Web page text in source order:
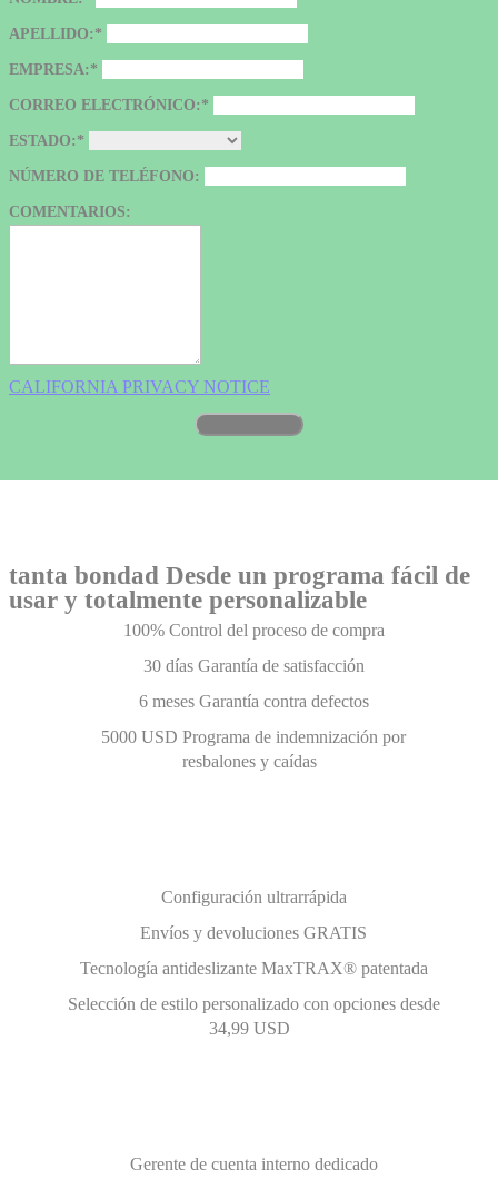
APELLIDO:*
EMPRESA:*
CORREO ELECTRÓNICO:*
ESTADO:*
NÚMERO DE TELÉFONO:
COMENTARIOS:
CALIFORNIA PRIVACY NOTICE
tanta bondad Desde un programa fácil de
usar y totalmente personalizable
100% Control del proceso de compra
30 días Garantía de satisfacción
6 meses Garantía contra defectos
5000 USD Programa de indemnización por
resbalones y caídas
Configuración ultrarrápida
Envíos y devoluciones GRATIS
Tecnología antideslizante MaxTRAX® patentada
Selección de estilo personalizado con opciones desde
34,99 USD
Gerente de cuenta interno dedicado